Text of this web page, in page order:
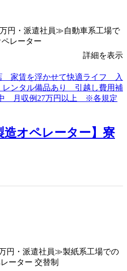
円・派遣社員≫自動車系工場で
レーター
詳細を表示
造オペレーター】寮
円・派遣社員≫製紙系工場での
ーター 交替制